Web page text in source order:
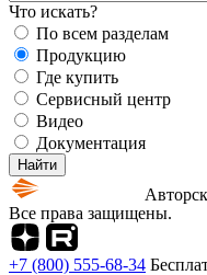
Что искать?
По всем разделам
Продукцию
Где купить
Сервисный центр
Видео
Документация
Все права защищены.
+7 (800) 555-68-34